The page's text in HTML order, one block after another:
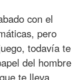
con el
pero
todavía te
del hombre
te lleva